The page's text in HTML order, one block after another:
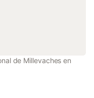
de Millevaches en